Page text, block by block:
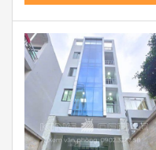
Tòa nhà văn phòng MID